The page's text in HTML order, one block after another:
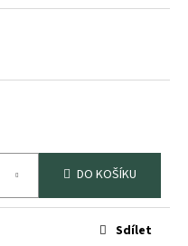
DO KOŠÍKU
Sdílet